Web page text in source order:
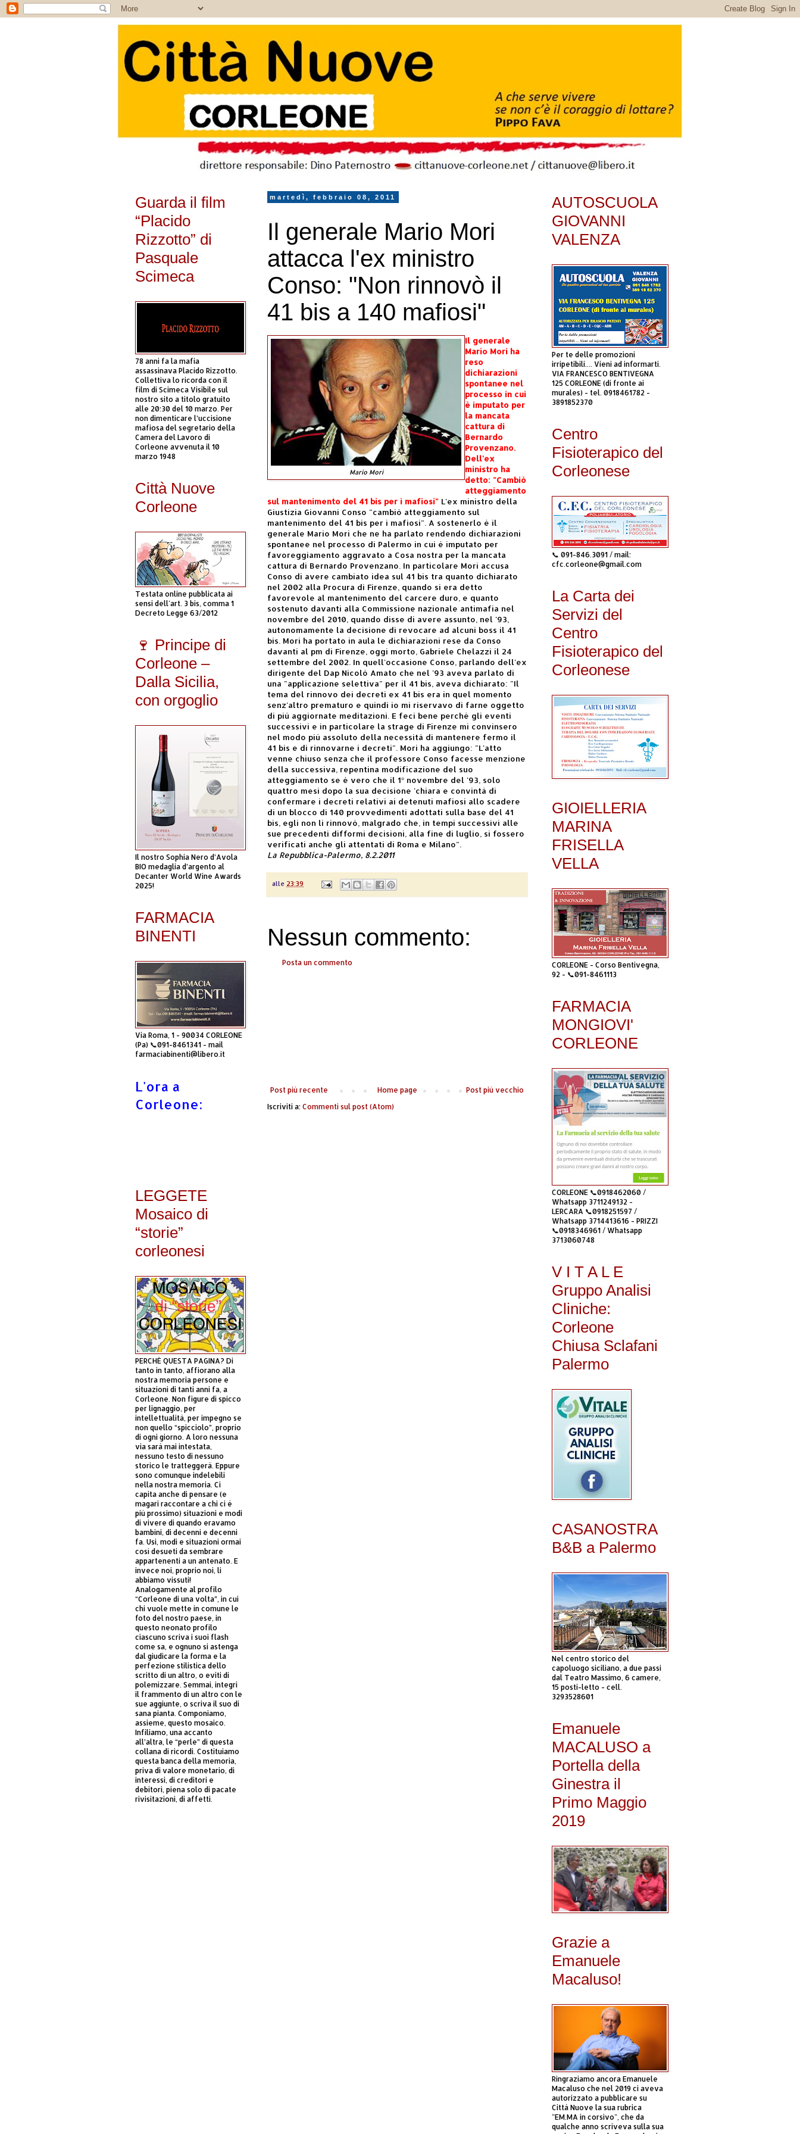
martedì, febbraio 08, 2011
Il generale Mario Mori
attacca l'ex ministro
Conso: "Non rinnovò il
41 bis a 140 mafiosi"
Mario Mori
Il generale
Mario Mori ha
reso
dichiarazioni
spontanee nel
processo in cui
è imputato per
la mancata
cattura di
Bernardo
Provenzano.
Dell'ex
ministro ha
detto: "Cambiò
atteggiamento
sul mantenimento del 41 bis per i mafiosi" L'ex ministro della
Giustizia Giovanni Conso "cambiò atteggiamento sul
mantenimento del 41 bis per i mafiosi". A sostenerlo è il
generale Mario Mori che ne ha parlato rendendo dichiarazioni
spontanee nel processo di Palermo in cui è imputato per
favoreggiamento aggravato a Cosa nostra per la mancata
cattura di Bernardo Provenzano. In particolare Mori accusa
Conso di avere cambiato idea sul 41 bis tra quanto dichiarato
nel 2002 alla Procura di Firenze, quando si era detto
favorevole al mantenimento del carcere duro, e quanto
sostenuto davanti alla Commissione nazionale antimafia nel
novembre del 2010, quando disse di avere assunto, nel '93,
autonomamente la decisione di revocare ad alcuni boss il 41
bis. Mori ha portato in aula le dichiarazioni rese da Conso
davanti al pm di Firenze, oggi morto, Gabriele Chelazzi il 24
settembre del 2002. In quell'occasione Conso, parlando dell'ex
dirigente del Dap Nicolò Amato che nel '93 aveva parlato di
una "applicazione selettiva" per il 41 bis, aveva dichiarato: "Il
tema del rinnovo dei decreti ex 41 bis era in quel momento
senz'altro prematuro e quindi io mi riservavo di farne oggetto
di più aggiornate meditazioni. E feci bene perché gli eventi
successivi e in particolare la strage di Firenze mi convinsero
nel modo più assoluto della necessità di mantenere fermo il
41 bis e di rinnovarne i decreti". Mori ha aggiungo: "L'atto
venne chiuso senza che il professore Conso facesse menzione
della successiva, repentina modificazione del suo
atteggiamento se è vero che il 1° novembre del '93, solo
quattro mesi dopo la sua decisione 'chiara e convintà di
confermare i decreti relativi ai detenuti mafiosi allo scadere
di un blocco di 140 provvedimenti adottati sulla base del 41
bis, egli non li rinnovò, malgrado che, in tempi successivi alle
sue precedenti difformi decisioni, alla fine di luglio, si fossero
verificati anche gli attentati di Roma e Milano".
La Repubblica-Palermo, 8.2.2011
alle 23:39
Nessun commento:
Posta un commento
Post più recente Post più vecchio
Home page
Iscriviti a: Commenti sul post (Atom)
Guarda il film
“Placido
Rizzotto” di
Pasquale
Scimeca
78 anni fa la mafia
assassinava Placido Rizzotto.
Collettiva lo ricorda con il
film di Scimeca Visibile sul
nostro sito a titolo gratuito
alle 20:30 del 10 marzo. Per
non dimenticare l’uccisione
mafiosa del segretario della
Camera del Lavoro di
Corleone avvenuta il 10
marzo 1948
Città Nuove
Corleone
Testata online pubblicata ai
sensi dell'art. 3 bis, comma 1
Decreto Legge 63/2012
🍷 Principe di
Corleone –
Dalla Sicilia,
con orgoglio
Il nostro Sophia Nero d’Avola
BIO medaglia d’argento al
Decanter World Wine Awards
2025!
FARMACIA
BINENTI
Via Roma, 1 - 90034 CORLEONE
(Pa) 📞091-8461341 - mail
farmaciabinenti@libero.it
L'ora a
Corleone:
LEGGETE
Mosaico di
“storie”
corleonesi
PERCHÈ QUESTA PAGINA? Di
tanto in tanto, affiorano alla
nostra memoria persone e
situazioni di tanti anni fa, a
Corleone. Non figure di spicco
per lignaggio, per
intellettualità, per impegno se
non quello “spicciolo”, proprio
di ogni giorno. A loro nessuna
via sarà mai intestata,
nessuno testo di nessuno
storico le tratteggerà. Eppure
sono comunque indelebili
nella nostra memoria. Ci
capita anche di pensare (e
magari raccontare a chi ci è
più prossimo) situazioni e modi
di vivere di quando eravamo
bambini, di decenni e decenni
fa. Usi, modi e situazioni ormai
così desueti da sembrare
appartenenti a un antenato. E
invece noi, proprio noi, li
abbiamo vissuti!
Analogamente al profilo
“Corleone di una volta”, in cui
chi vuole mette in comune le
foto del nostro paese, in
questo neonato profilo
ciascuno scriva i suoi flash
come sa, e ognuno si astenga
dal giudicare la forma e la
perfezione stilistica dello
scritto di un altro, o eviti di
polemizzare. Semmai, integri
il frammento di un altro con le
sue aggiunte, o scriva il suo di
sana pianta. Componiamo,
assieme, questo mosaico.
Infiliamo, una accanto
all’altra, le “perle” di questa
collana di ricordi. Costituiamo
questa banca della memoria,
priva di valore monetario, di
interessi, di creditori e
debitori, piena solo di pacate
rivisitazioni, di affetti.
AUTOSCUOLA
GIOVANNI
VALENZA
Per te delle promozioni
irripetibili.... Vieni ad informarti.
VIA FRANCESCO BENTIVEGNA
125 CORLEONE (di fronte ai
murales) - tel. 0918461782 -
3891852370
Centro
Fisioterapico del
Corleonese
📞 091-846.3091 / mail:
cfc.corleone@gmail.com
La Carta dei
Servizi del
Centro
Fisioterapico del
Corleonese
GIOIELLERIA
MARINA
FRISELLA
VELLA
CORLEONE - Corso Bentivegna,
92 - 📞091-8461113
FARMACIA
MONGIOVI'
CORLEONE
CORLEONE 📞0918462060 /
Whatsapp 3711249132 -
LERCARA 📞0918251597 /
Whatsapp 3714413616 - PRIZZI
📞0918346961 / Whatsapp
3713060748
V I T A L E
Gruppo Analisi
Cliniche:
Corleone
Chiusa Sclafani
Palermo
CASANOSTRA
B&B a Palermo
Nel centro storico del
capoluogo siciliano, a due passi
dal Teatro Massimo, 6 camere,
15 posti-letto - cell.
3293528601
Emanuele
MACALUSO a
Portella della
Ginestra il
Primo Maggio
2019
Grazie a
Emanuele
Macaluso!
Ringraziamo ancora Emanuele
Macaluso che nel 2019 ci aveva
autorizzato a pubblicare su
Città Nuove la sua rubrica
"EM.MA in corsivo", che da
qualche anno scriveva sulla sua